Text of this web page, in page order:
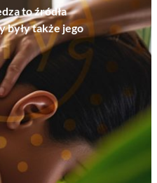
to źródła
były także jego